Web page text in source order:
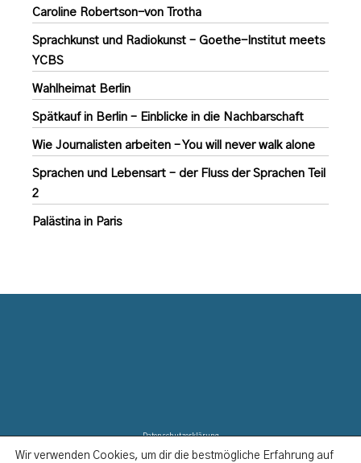
Caroline Robertson-von Trotha
Sprachkunst und Radiokunst – Goethe-Institut meets
YCBS
Wahlheimat Berlin
Spätkauf in Berlin – Einblicke in die Nachbarschaft
Wie Journalisten arbeiten – You will never walk alone
Sprachen und Lebensart – der Fluss der Sprachen Teil
2
Palästina in Paris
Datenschutzerklärung
Disclaimer
Wir verwenden Cookies, um dir die bestmögliche Erfahrung auf